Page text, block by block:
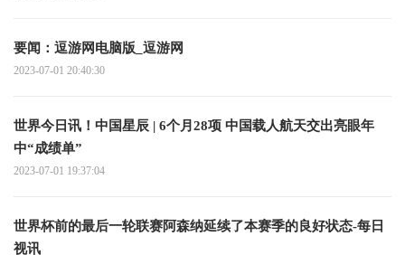
要闻：逗游网电脑版_逗游网
2023-07-01 20:40:30
世界今日讯！中国星辰 | 6个月28项 中国载人航天交出亮眼年
中“成绩单”
2023-07-01 19:37:04
世界杯前的最后一轮联赛阿森纳延续了本赛季的良好状态-每日
视讯